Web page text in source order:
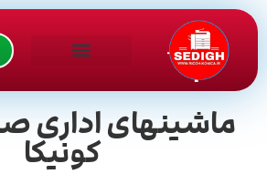
ماشینهای اداری
کونیکا